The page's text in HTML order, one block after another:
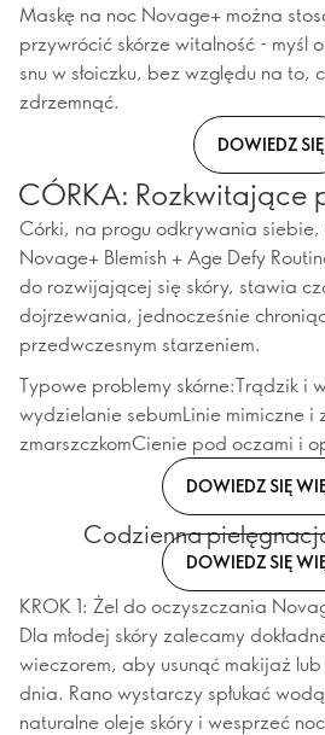
Maskę na noc Novage+ można
przywrócić skórze witalność - myśl
snu w słoiczku, bez względu na to,
zdrzemnąć.
DOWIEDZ SIĘ
CÓRKA: Rozkwitające
Córki, na progu odkrywania
Novage+ Blemish + Age Defy
do rozwijającej się skóry, stawia
dojrzewania, jednocześnie
przedwczesnym starzeniem.
Typowe problemy skórne:Trądzik i
wydzielanie sebumLinie mimiczne
zmarszczkomCienie pod oczami i
DOWIEDZ SIĘ
Codzienna
DOWIEDZ SIĘ
KROK 1: Żel do oczyszczania
Dla młodej skóry zalecamy
wieczorem, aby usunąć makijaż
dnia. Rano wystarczy spłukać
naturalne oleje skóry i wesprzeć